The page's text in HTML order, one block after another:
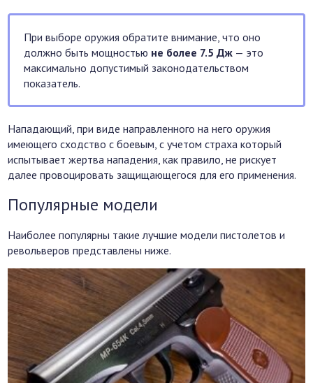
При выборе оружия обратите внимание, что оно
должно быть мощностью не более 7.5 Дж — это
максимально допустимый законодательством
показатель.
Нападающий, при виде направленного на него оружия
имеющего сходство с боевым, с учетом страха который
испытывает жертва нападения, как правило, не рискует
далее провоцировать защищающегося для его применения.
Популярные модели
Наиболее популярны такие лучшие модели пистолетов и
револьверов представлены ниже.